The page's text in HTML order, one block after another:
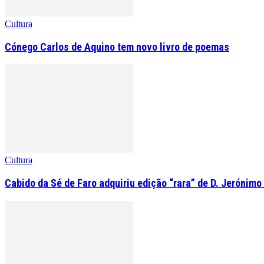
Cultura
Cónego Carlos de Aquino tem novo livro de poemas
Cultura
Cabido da Sé de Faro adquiriu edição “rara” de D.